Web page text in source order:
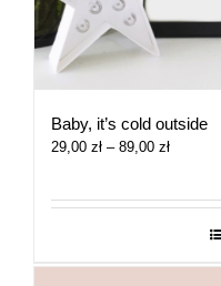
Baby, it’s cold outside
29,00 zł – 89,00 złZakres
29,00 zł